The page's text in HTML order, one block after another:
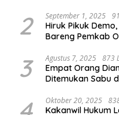
2 September 1, 2025
Hiruk Pikuk
Bareng Pemkab
3 Agustus 7, 2025 873
Empat Orang
Ditemukan Sabu
Oktober 20, 2025
Kakanwil Hukum